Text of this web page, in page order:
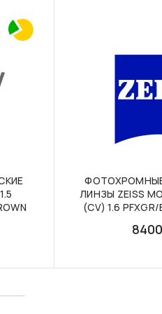
ЛИНЗЫ ZEISS
(CV) 1.6